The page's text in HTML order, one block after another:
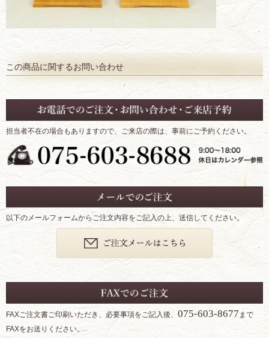
この商品に関するお問い合わせ
担当者不在の場合もありますので、ご来店の際は、事前にご予約ください。
以下のメールフォームからご注文内容をご記入の上、送信してください。
FAXご注文書ご印刷いただき、必要事項をご記入後、 075-603-8677 まで
FAXをお送りください。